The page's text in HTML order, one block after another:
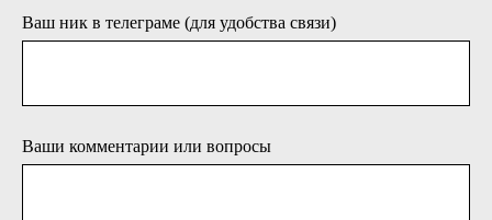
Ваш ник в телеграме (для удобства связи)
Ваши комментарии или вопросы